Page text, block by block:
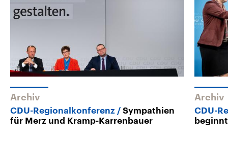
Archiv
CDU-Regionalkonferenz
Sympathien
für Merz und Kramp-Karrenbauer
Archiv
CDU-
beginnt